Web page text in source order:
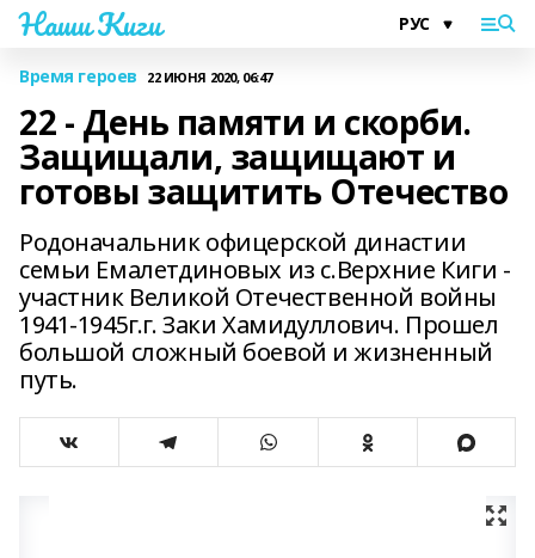
Наши Киги
Время героев 22 ИЮНЯ 2020, 06:47
22 - День памяти и скорби.
Защищали, защищают и
готовы защитить Отечество
Родоначальник офицерской династии
семьи Емалетдиновых из с.Верхние Киги -
участник Великой Отечественной войны
1941-1945г.г. Заки Хамидуллович. Прошел
большой сложный боевой и жизненный
путь.